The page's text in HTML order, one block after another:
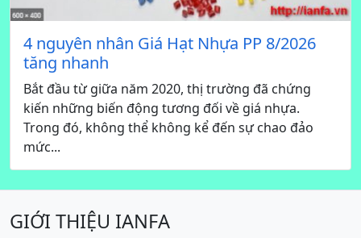
4 nguyên nhân Giá Hạt Nhựa PP 8/2026
tăng nhanh
Bắt đầu từ giữa năm 2020, thị trường đã chứng
kiến những biến động tương đối về giá nhựa.
Trong đó, không thể không kể đến sự chao đảo
mức...
GIỚI THIỆU IANFA